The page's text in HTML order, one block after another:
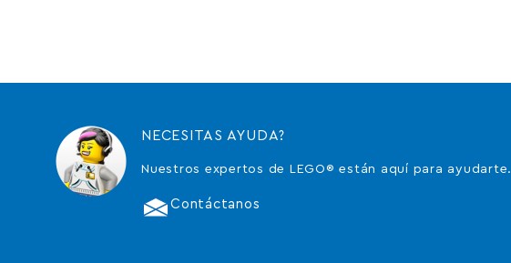
NECESITAS AYUDA?
Nuestros expertos de LEGO® están aquí para ayudarte.
Contáctanos